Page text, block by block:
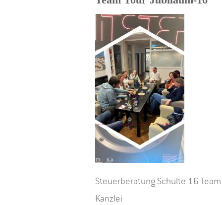
Steuerberatung Schulte 16
Kanzlei